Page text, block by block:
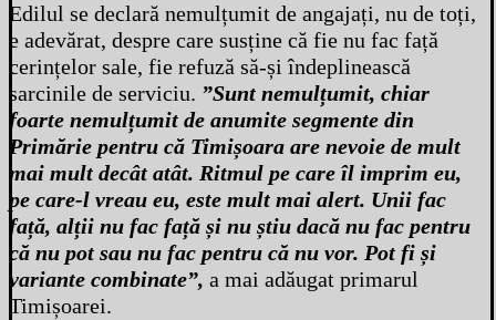
Edilul se declară nemulțumit de angajați, nu de toți,
e adevărat, despre care susține că fie nu fac față
cerințelor sale, fie refuză să-și îndeplinească
sarcinile de serviciu. ”Sunt nemulțumit, chiar
foarte nemulțumit de anumite segmente din
Primărie pentru că Timișoara are nevoie de mult
mai mult decât atât. Ritmul pe care îl imprim eu,
pe care-l vreau eu, este mult mai alert. Unii fac
față, alții nu fac față și nu știu dacă nu fac pentru
că nu pot sau nu fac pentru că nu vor. Pot fi și
variante combinate”, a mai adăugat primarul
Timișoarei.